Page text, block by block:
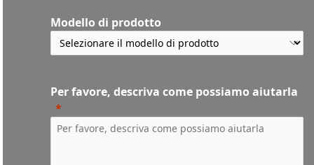
Modello di prodotto
Per favore, descriva come possiamo aiutarla